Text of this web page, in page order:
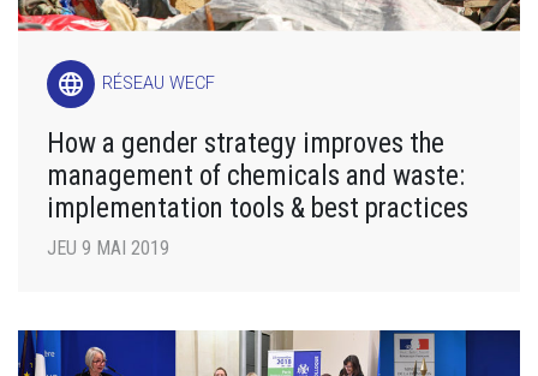
language RÉSEAU WECF
How a gender strategy improves the
management of chemicals and waste:
implementation tools & best practices
JEU 9 MAI 2019